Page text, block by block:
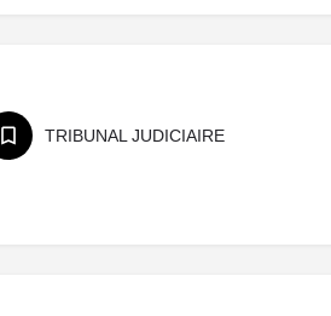
TRIBUNAL JUDICIAIRE